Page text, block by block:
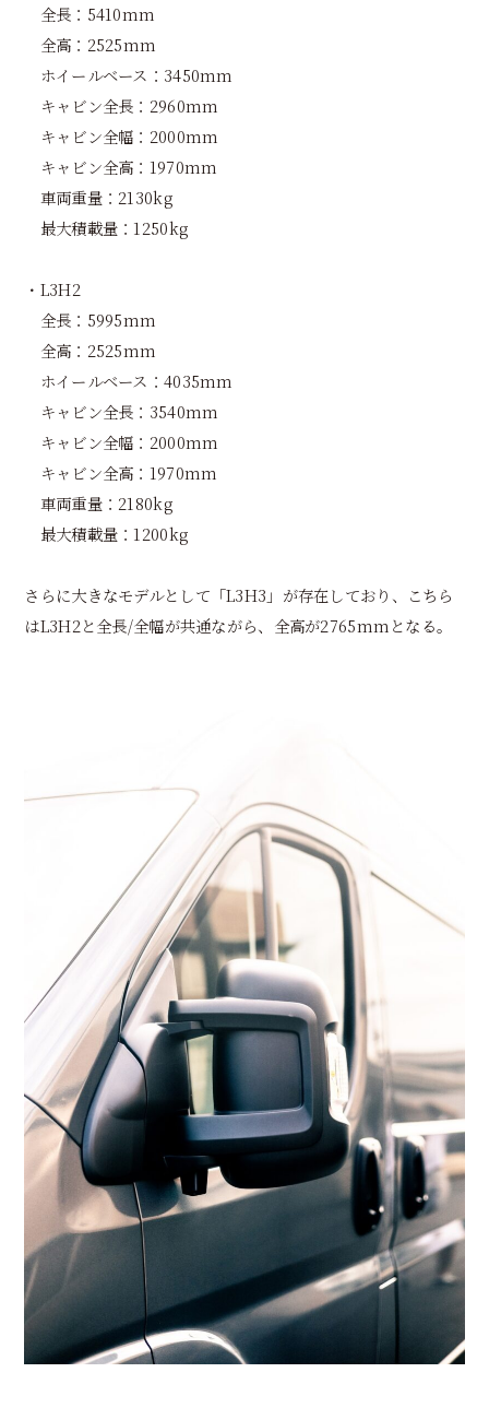
全長：5410mm
全高：2525mm
ホイールベース：3450mm
キャビン全長：2960mm
キャビン全幅：2000mm
キャビン全高：1970mm
車両重量：2130kg
最大積載量：1250kg
・L3H2
全長：5995mm
全高：2525mm
ホイールベース：4035mm
キャビン全長：3540mm
キャビン全幅：2000mm
キャビン全高：1970mm
車両重量：2180kg
最大積載量：1200kg
さらに大きなモデルとして「L3H3」が存在しており、こちら
はL3H2と全長/全幅が共通ながら、全高が2765mmとなる。